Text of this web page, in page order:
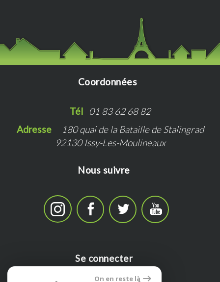
Coordonnées
Tél
01 83 62 68 82
Adresse
180 quai de la Bataille de Stalingrad
92130 Issy-Les-Moulineaux
Nous suivre
Se connecter
On en reste là